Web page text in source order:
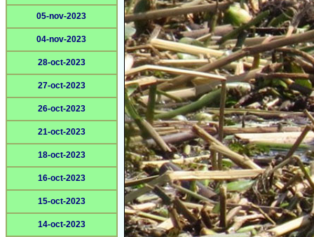
05-nov-2023
04-nov-2023
28-oct-2023
27-oct-2023
26-oct-2023
21-oct-2023
18-oct-2023
16-oct-2023
15-oct-2023
14-oct-2023